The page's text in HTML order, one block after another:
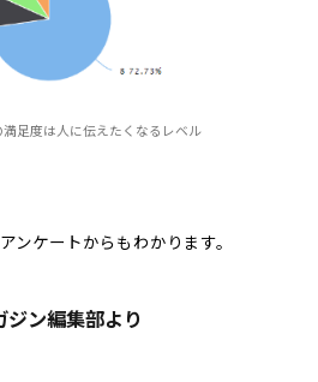
足度は人に伝えたくなるレベル
ンケートからもわかります。
ン編集部より